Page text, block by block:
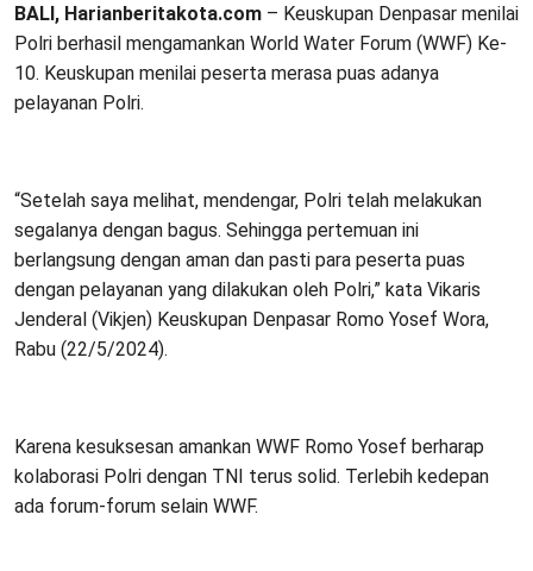
BALI, Harianberitakota.com – Keuskupan Denpasar menilai
Polri berhasil mengamankan World Water Forum (WWF) Ke-
10. Keuskupan menilai peserta merasa puas adanya
pelayanan Polri.
“Setelah saya melihat, mendengar, Polri telah melakukan
segalanya dengan bagus. Sehingga pertemuan ini
berlangsung dengan aman dan pasti para peserta puas
dengan pelayanan yang dilakukan oleh Polri,” kata Vikaris
Jenderal (Vikjen) Keuskupan Denpasar Romo Yosef Wora,
Rabu (22/5/2024).
Karena kesuksesan amankan WWF Romo Yosef berharap
kolaborasi Polri dengan TNI terus solid. Terlebih kedepan
ada forum-forum selain WWF.